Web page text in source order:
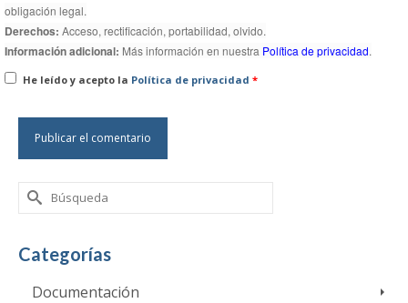
obligación legal.
Derechos: Acceso, rectificación, portabilidad, olvido.
Información adicional: Más información en nuestra Política de privacidad.
He leído y acepto la Política de privacidad *
Buscar
por:
Categorías
Documentación